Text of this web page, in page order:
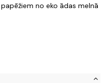
no eko ādas melnā